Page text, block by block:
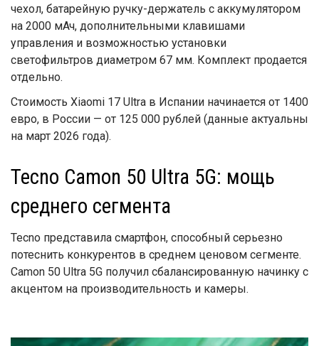
чехол, батарейную ручку-держатель с аккумулятором
на 2000 мАч, дополнительными клавишами
управления и возможностью установки
светофильтров диаметром 67 мм. Комплект продается
отдельно.
Стоимость Xiaomi 17 Ultra в Испании начинается от 1400
евро, в России — от 125 000 рублей (данные актуальны
на март 2026 года).
Tecno Camon 50 Ultra 5G: мощь
среднего сегмента
Tecno представила смартфон, способный серьезно
потеснить конкурентов в среднем ценовом сегменте.
Camon 50 Ultra 5G получил сбалансированную начинку с
акцентом на производительность и камеры.